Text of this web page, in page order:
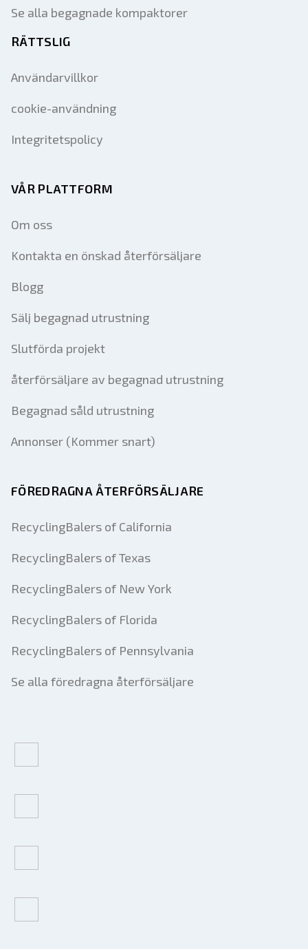
Se alla begagnade kompaktorer
RÄTTSLIG
Användarvillkor
cookie-användning
Integritetspolicy
VÅR PLATTFORM
Om oss
Kontakta en önskad återförsäljare
Blogg
Sälj begagnad utrustning
Slutförda projekt
återförsäljare av begagnad utrustning
Begagnad såld utrustning
Annonser (Kommer snart)
FÖREDRAGNA ÅTERFÖRSÄLJARE
RecyclingBalers of California
RecyclingBalers of Texas
RecyclingBalers of New York
RecyclingBalers of Florida
RecyclingBalers of Pennsylvania
Se alla föredragna återförsäljare